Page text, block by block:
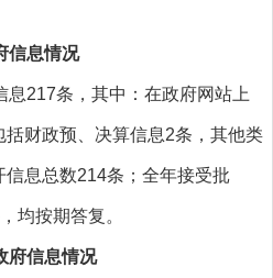
信息情况
息217条，其中：在政府网站上
括财政预、决算信息2条，其他类
信息总数214条 ；全年接受批
均按期答复。
府信息情况